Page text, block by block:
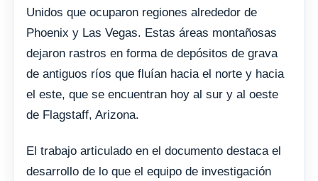
Unidos que ocuparon regiones alrededor de
Phoenix y Las Vegas. Estas áreas montañosas
dejaron rastros en forma de depósitos de grava
de antiguos ríos que fluían hacia el norte y hacia
el este, que se encuentran hoy al sur y al oeste
de Flagstaff, Arizona.
El trabajo articulado en el documento destaca el
desarrollo de lo que el equipo de investigación